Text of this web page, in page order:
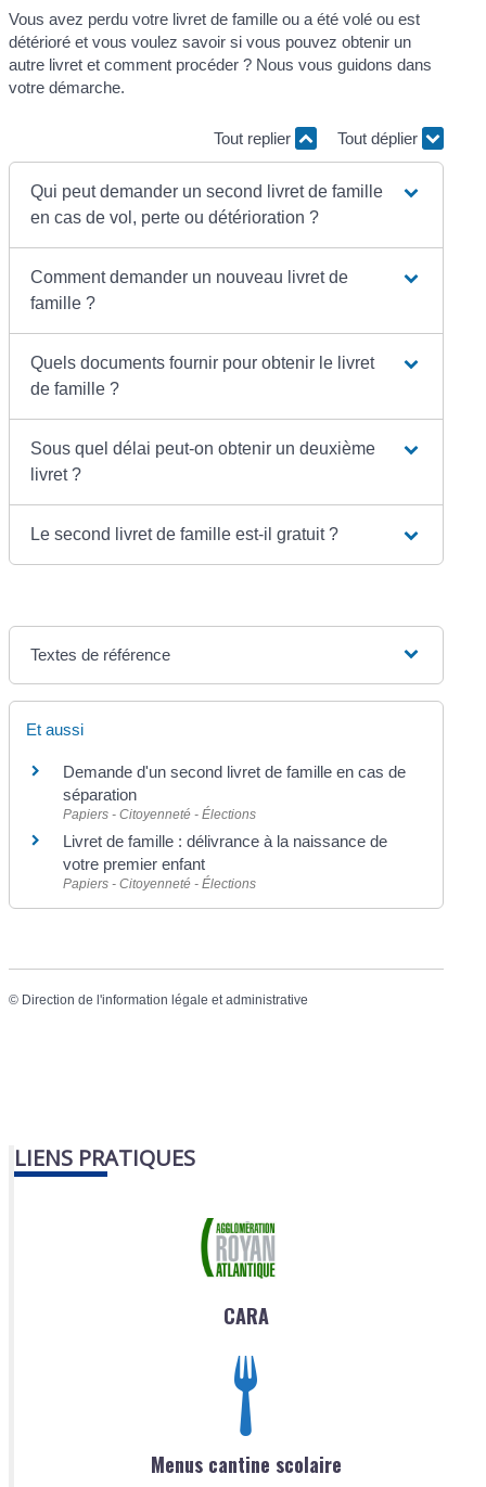
Vous avez perdu votre livret de famille ou a été volé ou est
détérioré et vous voulez savoir si vous pouvez obtenir un
autre livret et comment procéder ? Nous vous guidons dans
votre démarche.
Tout replier Tout déplier
Qui peut demander un second livret de famille
en cas de vol, perte ou détérioration ?
Comment demander un nouveau livret de
famille ?
Quels documents fournir pour obtenir le livret
de famille ?
Sous quel délai peut-on obtenir un deuxième
livret ?
Le second livret de famille est-il gratuit ?
Textes de référence
Et aussi
Demande d'un second livret de famille en cas de
séparation
Papiers - Citoyenneté - Élections
Livret de famille : délivrance à la naissance de
votre premier enfant
Papiers - Citoyenneté - Élections
© Direction de l'information légale et administrative
LIENS PRATIQUES
CARA
Menus cantine scolaire